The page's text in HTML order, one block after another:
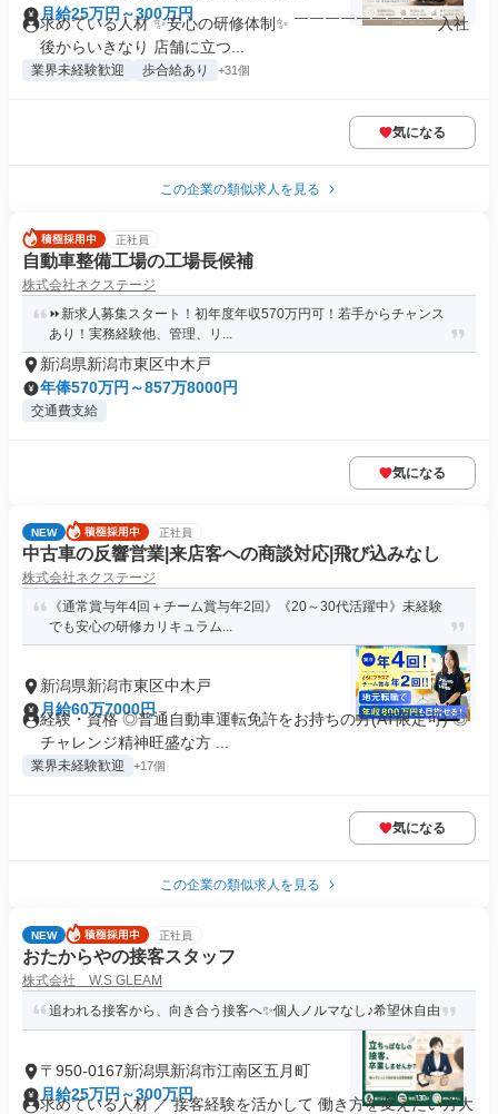
月給25万円～300万円
求めている人材 ✨安心の研修体制✨ ￣￣￣￣￣￣￣￣￣ 入社
後からいきなり 店舗に立つ...
業界未経験歓迎 歩合給あり +31個
気になる
この企業の類似求人を見る
正社員
自動車整備工場の工場長候補
株式会社ネクステージ
⏩️新求人募集スタート！初年度年収570万円可！若手からチャンス
あり！実務経験他、管理、リ...
新潟県新潟市東区中木戸
年俸570万円～857万8000円
交通費支給
気になる
NEW 正社員
中古車の反響営業|来店客への商談対応|飛び込みなし
株式会社ネクステージ
《通常賞与年4回＋チーム賞与年2回》《20～30代活躍中》未経験
でも安心の研修カリキュラム...
新潟県新潟市東区中木戸
月給60万7000円
経験・資格 ◎普通自動車運転免許をお持ちの方(AT限定可) ◎
チャレンジ精神旺盛な方 ...
業界未経験歓迎 +17個
気になる
この企業の類似求人を見る
NEW 正社員
おたからやの接客スタッフ
株式会社 W.S GLEAM
追われる接客から、向き合う接客へ✨個人ノルマなし♪希望休自由
〒950-0167新潟県新潟市江南区五月町
月給25万円～300万円
求めている人材 ／ 接客経験を活かして 働き方を変えたい方大